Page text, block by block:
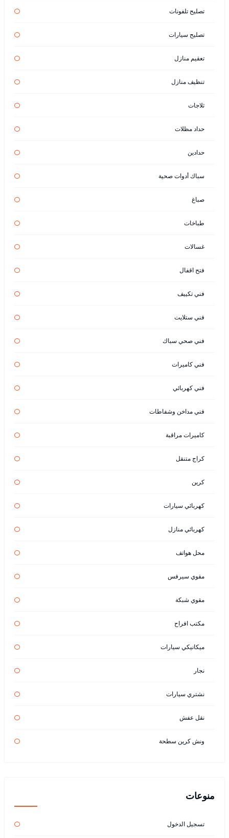
تصليح تلفونات
تصليح سيارات
تعقيم منازل
تنظيف منازل
ثلاجات
حداد مظلات
حدادين
سباك أدوات صحية
صباغ
طباخات
غسالات
فتح اقفال
فني تكييف
فني ستلايت
فني صحي سباك
فني كاميرات
فني كهربائي
فني مداخن وشفاطات
كاميرات مراقبة
كراج متنقل
كرين
كهربائي سيارات
كهربائي منازل
محل هواتف
مقوي سيرفس
مقوي شبكة
مكتب افراح
ميكانيكي سيارات
نجار
نشتري سيارات
نقل عفش
ونش كرين سطحة
منوعات
تسجيل الدخول